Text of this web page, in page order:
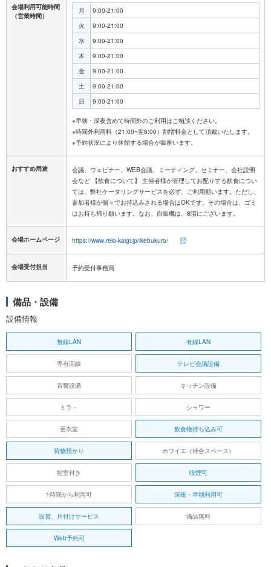
会場利用可能時間
（営業時間）
月
9:00-21:00
火
9:00-21:00
水
9:00-21:00
木
9:00-21:00
金
9:00-21:00
土
9:00-21:00
日
9:00-21:00
※早朝・深夜含めて時間外のご利用はご相談ください。
※時間外利用料（21:00~翌8:00）割増料金として頂戴いたします。
おすすめ用途
会議、ウェビナー、WEB会議、ミーティング、セミナー、会社説明
会など 【飲食について】 主催者様が管理してお配りする飲食につい
ては、弊社ケータリングサービスを必ず、ご利用願います。ただし、
参加者様が個々でお持込みされる場合はOKです。その場合は、ゴミ
はお持ち帰り願います。なお、自販機は、8階にございます。
会場ホームページ https://www.relo-kaigi.jp/ikebukuro/
会場受付担当 予約受付事務局
備品・設備
設備情報
無線LAN 有線LAN
専有回線 テレビ会議設備
音響設備 キッチン設備
ミラ－ シャワー
更衣室 飲食物持ち込み可
荷物預かり ホワイエ（待合スペース）
控室付き 喫煙可
1時間から利用可 深夜・早朝利用可
設営、片付けサービス 備品無料
Web予約可